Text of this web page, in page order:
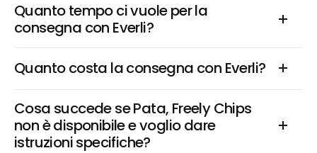
Quanto tempo ci vuole per la
consegna con Everli?
Quanto costa la consegna con Everli?
Cosa succede se Pata, Freely Chips
non è disponibile e voglio dare
istruzioni specifiche?